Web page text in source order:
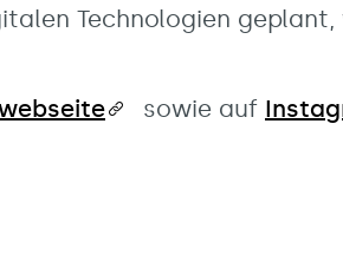
Technologien
sowie auf